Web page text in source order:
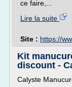
ce faire,...
Lire la suite
Site : https://
Kit
discount -
Calyste